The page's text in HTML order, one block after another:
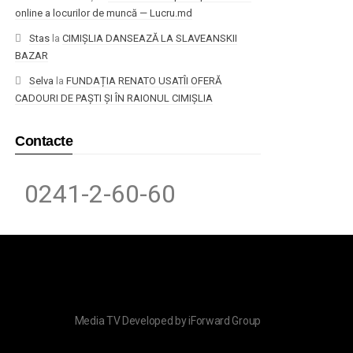
online a locurilor de muncă — Lucru.md
Stas la CIMIȘLIA DANSEAZĂ LA SLAVEANSKII
BAZAR
Selva la FUNDAȚIA RENATO USATÎI OFERĂ
CADOURI DE PAȘTI ȘI ÎN RAIONUL CIMIȘLIA
Contacte
0241-2-60-60
Media TVDeveloped byiForward Group